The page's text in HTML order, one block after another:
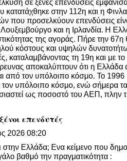
σε ξένες επενδύσεις
στην 112η και η
που προσελκύουν επενδύσεις
και η Ιρλανδία. Η
της αγοράς. Πήρε την
κόστους και υψηλών
καταλαμβάνοντας τη 19η και με
αποκαλύπτουν ότι η
από τον υπόλοιπο κόσμο. Το
τον υπόλοιπο κόσμο, ενώ σήμερα
ως ποσοστό του ΑΕΠ, πλην
επενδυτές
2026 08:20
στην Ελλάδα; Ενα κείμενο που
βαθμό την πραγματικότητα :